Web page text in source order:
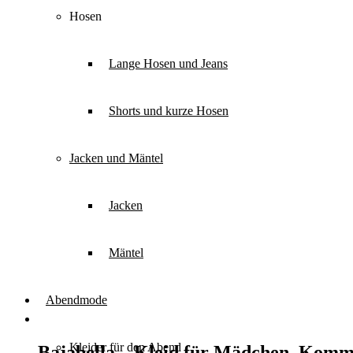
Hosen
Lange Hosen und Jeans
Shorts und kurze Hosen
Jacken und Mäntel
Jacken
Mäntel
Abendmode
Kleider für den Abend